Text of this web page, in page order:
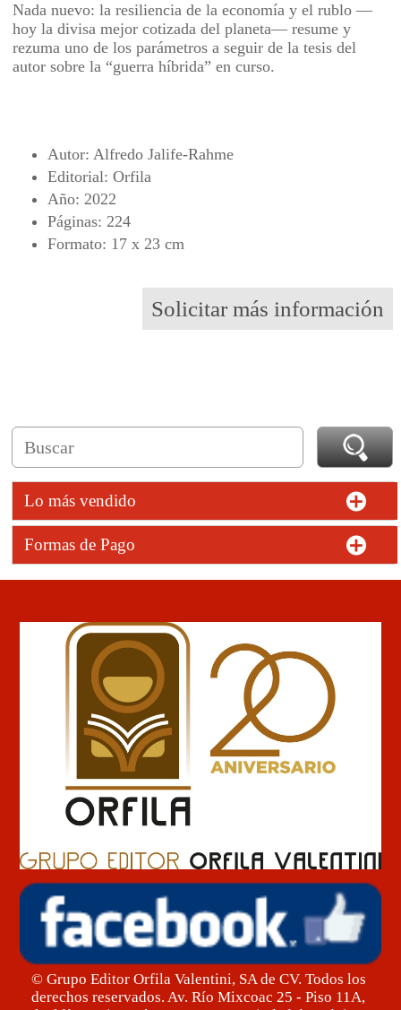
Nada nuevo: la resiliencia de la economía y el rublo —
hoy la divisa mejor cotizada del planeta— resume y
rezuma uno de los parámetros a seguir de la tesis del
autor sobre la “guerra híbrida” en curso.
Autor: Alfredo Jalife-Rahme
Editorial: Orfila
Año: 2022
Páginas: 224
Formato: 17 x 23 cm
Solicitar más información
Lo más vendido
Formas de Pago
© Grupo Editor Orfila Valentini, SA de CV. Todos los
derechos reservados. Av. Río Mixcoac 25 - Piso 11A,